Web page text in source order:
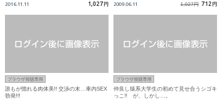
2016.11.11 1,027 円 2009.06.11 1,027円 712 円
ブラウザ視聴専用
誰もが惚れる肉体美!! 交渉の末…車内SEX
勃発!!!
ブラウザ視聴専用
仲良し猿系大学生の初めて見せ合うシゴキ
っこ!! が、しかし…。